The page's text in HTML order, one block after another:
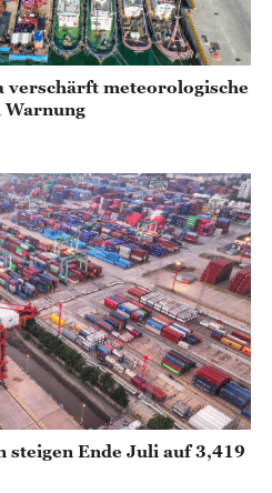
verschärft meteorologische
Warnung
steigen Ende Juli auf 3,419